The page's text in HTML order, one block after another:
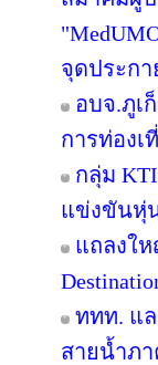
จุดประก
อบจ.ภูเ
การท่องเ
กลุ่ม
แข่งขันหุ่
แถลงใ
ททท. แ
สายน้ำภา